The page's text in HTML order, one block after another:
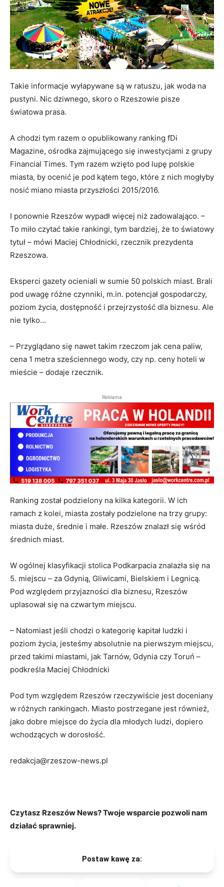
Takie informacje wyłapywane są w ratuszu, jak woda na
pustyni. Nic dziwnego, skoro o Rzeszowie pisze
światowa prasa.
A chodzi tym razem o opublikowany ranking fDi
Magazine, ośrodka zajmującego się inwestycjami z grupy
Financial Times. Tym razem wzięto pod lupę polskie
miasta, by ocenić je pod kątem tego, które z nich mogłyby
nosić miano miasta przyszłości 2015/2016.
I ponownie Rzeszów wypadł więcej niż zadowalająco. –
To miło czytać takie rankingi, tym bardziej, że to światowy
tytuł – mówi Maciej Chłodnicki, rzecznik prezydenta
Rzeszowa.
Eksperci gazety ocieniali w sumie 50 polskich miast. Brali
pod uwagę różne czynniki, m.in. potencjał gospodarczy,
poziom życia, dostępność i przejrzystość dla biznesu. Ale
nie tylko…
– Przyglądano się nawet takim rzeczom jak cena paliw,
cena 1 metra sześciennego wody, czy np. ceny hoteli w
mieście – dodaje rzecznik.
Reklama
Ranking został podzielony na kilka kategorii. W ich
ramach z kolei, miasta zostały podzielone na trzy grupy:
miasta duże, średnie i małe. Rzeszów znalazł się wśród
średnich miast.
W ogólnej klasyfikacji stolica Podkarpacia znalazła się na
5. miejscu – za Gdynią, Gliwicami, Bielskiem i Legnicą.
Pod względem przyjazności dla biznesu, Rzeszów
uplasował się na czwartym miejscu.
– Natomiast jeśli chodzi o kategorię kapitał ludzki i
poziom życia, jesteśmy absolutnie na pierwszym miejscu,
przed takimi miastami, jak Tarnów, Gdynia czy Toruń –
podkreśla Maciej Chłodnicki
Pod tym względem Rzeszów rzeczywiście jest doceniany
w różnych rankingach. Miasto postrzegane jest również,
jako dobre miejsce do życia dla młodych ludzi, dopiero
wchodzących w dorosłość.
redakcja@rzeszow-news.pl
Czytasz Rzeszów News? Twoje wsparcie pozwoli nam
działać sprawniej.
Postaw kawę za: